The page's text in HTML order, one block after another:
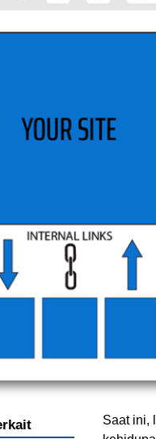
Saat ini,